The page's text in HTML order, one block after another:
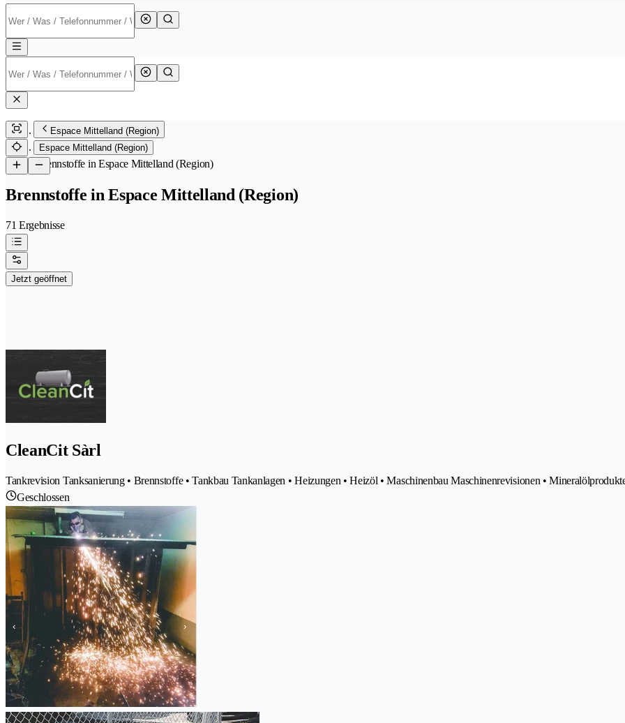
Espace Mittelland (Region)
Espace Mittelland (Region)
/Brennstoffe in Espace Mittelland (Region)
Brennstoffe in Espace Mittelland (Region)
71 Ergebnisse
Jetzt geöffnet
CleanCit Sàrl
Tankrevision Tanksanierung • Brennstoffe • Tankbau Tankanlagen • Heizungen • Heizöl • Maschinenbau Maschinenrevisionen •
Geschlossen